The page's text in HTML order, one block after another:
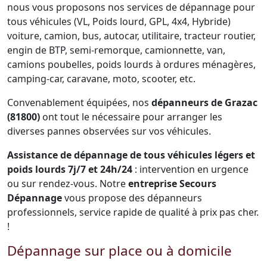
nous vous proposons nos services de dépannage pour
tous véhicules (VL, Poids lourd, GPL, 4x4, Hybride)
voiture, camion, bus, autocar, utilitaire, tracteur routier,
engin de BTP, semi-remorque, camionnette, van,
camions poubelles, poids lourds à ordures ménagères,
camping-car, caravane, moto, scooter, etc.
Convenablement équipées, nos dépanneurs de Grazac
(81800) ont tout le nécessaire pour arranger les
diverses pannes observées sur vos véhicules.
Assistance de dépannage de tous véhicules légers et
poids lourds 7j/7 et 24h/24 : intervention en urgence
ou sur rendez-vous. Notreentreprise Secours
Dépannagevous propose des dépanneurs
professionnels, service rapide de qualité à prix pas cher.
!
Dépannage sur place ou à domicile